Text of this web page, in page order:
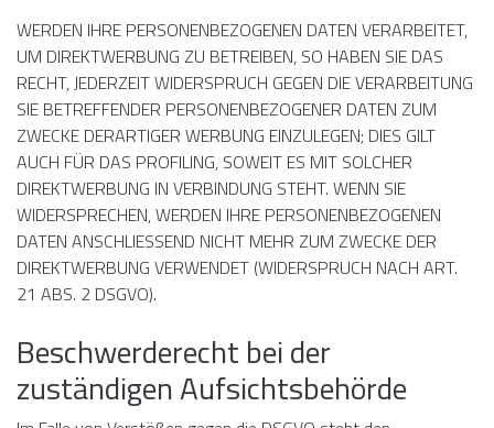
WERDEN IHRE PERSONENBEZOGENEN DATEN VERARBEITET,
UM DIREKTWERBUNG ZU BETREIBEN, SO HABEN SIE DAS
RECHT, JEDERZEIT WIDERSPRUCH GEGEN DIE VERARBEITUNG
SIE BETREFFENDER PERSONENBEZOGENER DATEN ZUM
ZWECKE DERARTIGER WERBUNG EINZULEGEN; DIES GILT
AUCH FÜR DAS PROFILING, SOWEIT ES MIT SOLCHER
DIREKTWERBUNG IN VERBINDUNG STEHT. WENN SIE
WIDERSPRECHEN, WERDEN IHRE PERSONENBEZOGENEN
DATEN ANSCHLIESSEND NICHT MEHR ZUM ZWECKE DER
DIREKTWERBUNG VERWENDET (WIDERSPRUCH NACH ART.
21 ABS. 2 DSGVO).
Beschwerde­recht bei der
zuständigen Aufsichts­behörde